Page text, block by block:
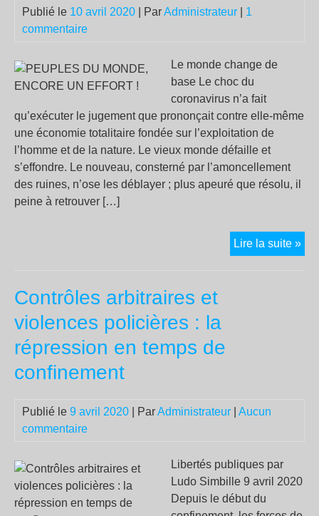
Publié le 10 avril 2020 | ParAdministrateur
1
commentaire
Le monde change de
base Le choc du
coronavirus n’a fait
qu’exécuter le jugement que prononçait contre elle-même
une économie totalitaire fondée sur l’exploitation de
l’homme et de la nature. Le vieux monde défaille et
s’effondre. Le nouveau, consterné par l’amoncellement
des ruines, n’ose les déblayer ; plus apeuré que résolu, il
peine à retrouver […]
Lire la suite »
DU
Contrôles arbitraires et
violences policières : la
répression en temps de
confinement
Publié le 9 avril 2020 | ParAdministrateur
Aucun
commentaire
Libertés publiques par
Ludo Simbille 9 avril 2020
Depuis le début du